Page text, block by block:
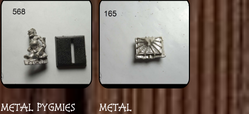
METAL PYGMIES
METAL